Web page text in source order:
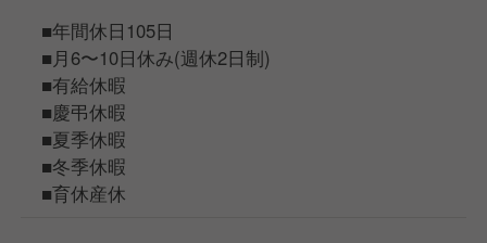
■年間休日105日
■月6〜10日休み(週休2日制)
■有給休暇
■慶弔休暇
■夏季休暇
■冬季休暇
■育休産休